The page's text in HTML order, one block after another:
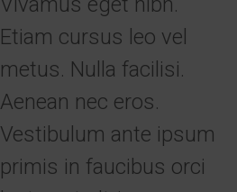
Etiam cursus leo vel
metus. Nulla facilisi.
Aenean nec eros.
Vestibulum ante ipsum
primis in faucibus orci